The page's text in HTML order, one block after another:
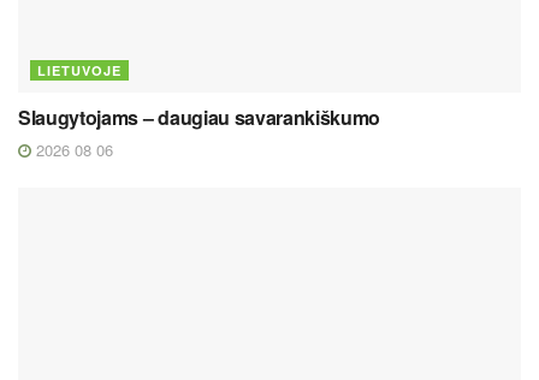
LIETUVOJE
Slaugytojams – daugiau savarankiškumo
2026 08 06